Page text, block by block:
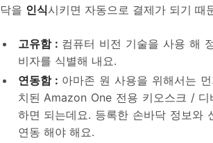
닥을 인식시키면 자동으로 결제가 되기 때
고유함 : 컴퓨터 비전 기술을 사용 해
비자를 식별해 내요.
연동함 : 아마존 원 사용을 위해서는
치된 Amazon One 전용 키오스크 /
하면 되는데요. 등록한 손바닥 정보와
연동 해야 해요.